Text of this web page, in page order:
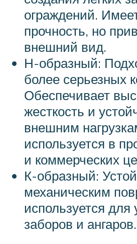
ограждений.
прочность, но
внешний вид.
Н-образный:
более серьезных
Обеспечивает
жесткость и
внешним
используется в
и коммерческих
К-образный:
механическим
используется для
заборов и ангаров.